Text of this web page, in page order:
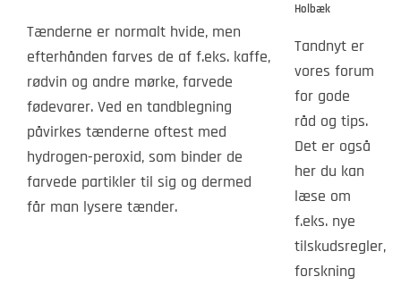
Tænderne er normalt hvide, men
efterhånden farves de af f.eks. kaffe,
rødvin og andre mørke, farvede
fødevarer. Ved en tandblegning
påvirkes tænderne oftest med
hydrogen-peroxid, som binder de
farvede partikler til sig og dermed
får man lysere tænder.
Holbæk
Tandnyt er
vores forum
for gode
råd og tips.
Det er også
her du kan
læse om
f.eks. nye
tilskudsregler,
forskning